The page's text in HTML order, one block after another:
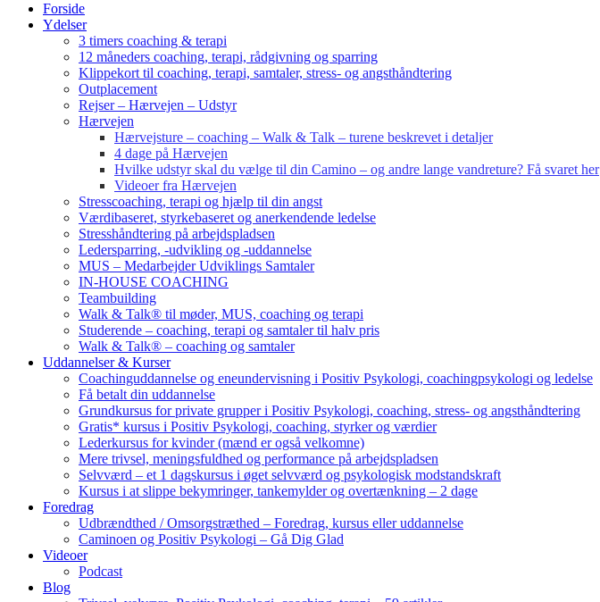
Forside
Ydelser
3 timers coaching & terapi
12 måneders coaching, terapi, rådgivning og sparring
Klippekort til coaching, terapi, samtaler, stress- og angsthåndtering
Outplacement
Rejser – Hærvejen – Udstyr
Hærvejen
Hærvejsture – coaching – Walk & Talk – turene beskrevet i detaljer
4 dage på Hærvejen
Hvilke udstyr skal du vælge til din Camino – og andre lange vandreture? Få svaret her
Videoer fra Hærvejen
Stresscoaching, terapi og hjælp til din angst
Værdibaseret, styrkebaseret og anerkendende ledelse
Stresshåndtering på arbejdspladsen
Ledersparring, -udvikling og -uddannelse
MUS – Medarbejder Udviklings Samtaler
IN-HOUSE COACHING
Teambuilding
Walk & Talk® til møder, MUS, coaching og terapi
Studerende – coaching, terapi og samtaler til halv pris
Walk & Talk® – coaching og samtaler
Uddannelser & Kurser
Coachinguddannelse og eneundervisning i Positiv Psykologi, coachingpsykologi og ledelse
Få betalt din uddannelse
Grundkursus for private grupper i Positiv Psykologi, coaching, stress- og angsthåndtering
Gratis* kursus i Positiv Psykologi, coaching, styrker og værdier
Lederkursus for kvinder (mænd er også velkomne)
Mere trivsel, meningsfuldhed og performance på arbejdspladsen
Selvværd – et 1 dagskursus i øget selvværd og psykologisk modstandskraft
Kursus i at slippe bekymringer, tankemylder og overtænkning – 2 dage
Foredrag
Udbrændthed / Omsorgstræthed – Foredrag, kursus eller uddannelse
Caminoen og Positiv Psykologi – Gå Dig Glad
Videoer
Podcast
Blog